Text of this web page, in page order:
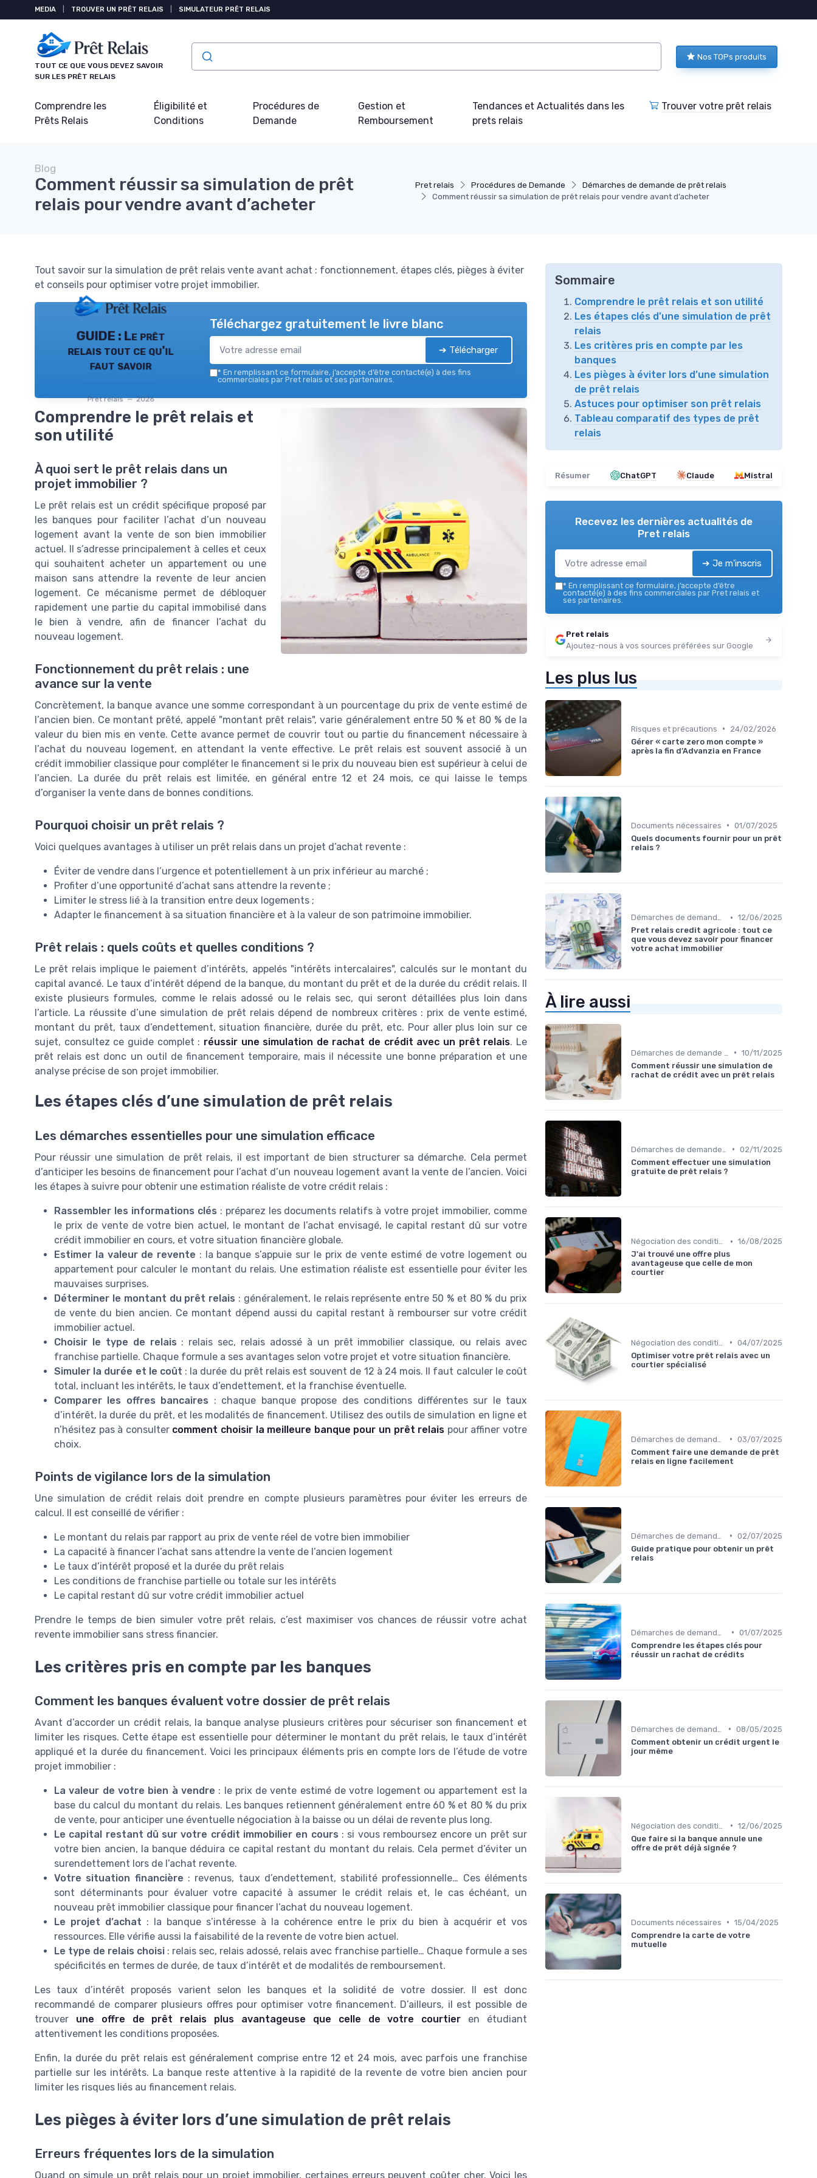
MEDIA TROUVER UN PRÊT RELAIS SIMULATEUR PRÊT RELAIS
TOUT CE QUE VOUS DEVEZ SAVOIR
SUR LES PRÊT RELAIS
Nos TOPs produits
Comprendre les
Prêts Relais
Éligibilité et
Conditions
Procédures de
Demande
Gestion et
Remboursement
Tendances et Actualités dans les
prets relais
Trouver votre prêt relais
Pret relais Procédures de Demande
Démarches de demande de prêt relais
Comment réussir sa simulation de prêt relais pour vendre avant d’acheter
Blog
Comment réussir sa simulation de prêt
relais pour vendre avant d’acheter
Tout savoir sur la simulation de prêt relais vente avant achat : fonctionnement, étapes clés, pièges à éviter
et conseils pour optimiser votre projet immobilier.
GUIDE : Le prêt
relais tout ce qu'il
faut savoir
Pret relais — 2026
Téléchargez gratuitement le livre blanc
➔ Télécharger
* En remplissant ce formulaire, j’accepte d’être contacté(e) à des fins
commerciales par Pret relais et ses partenaires.
Comprendre le prêt relais et
son utilité
À quoi sert le prêt relais dans un
projet immobilier ?
Le prêt relais est un crédit spécifique proposé par
les banques pour faciliter l’achat d’un nouveau
logement avant la vente de son bien immobilier
actuel. Il s’adresse principalement à celles et ceux
qui souhaitent acheter un appartement ou une
maison sans attendre la revente de leur ancien
logement. Ce mécanisme permet de débloquer
rapidement une partie du capital immobilisé dans
le bien à vendre, afin de financer l’achat du
nouveau logement.
Fonctionnement du prêt relais : une
avance sur la vente
Concrètement, la banque avance une somme correspondant à un pourcentage du prix de vente estimé de
l’ancien bien. Ce montant prêté, appelé "montant prêt relais", varie généralement entre 50 % et 80 % de la
valeur du bien mis en vente. Cette avance permet de couvrir tout ou partie du financement nécessaire à
l’achat du nouveau logement, en attendant la vente effective. Le prêt relais est souvent associé à un
crédit immobilier classique pour compléter le financement si le prix du nouveau bien est supérieur à celui de
l’ancien. La durée du prêt relais est limitée, en général entre 12 et 24 mois, ce qui laisse le temps
d’organiser la vente dans de bonnes conditions.
Pourquoi choisir un prêt relais ?
Voici quelques avantages à utiliser un prêt relais dans un projet d’achat revente :
Éviter de vendre dans l’urgence et potentiellement à un prix inférieur au marché ;
Profiter d’une opportunité d’achat sans attendre la revente ;
Limiter le stress lié à la transition entre deux logements ;
Adapter le financement à sa situation financière et à la valeur de son patrimoine immobilier.
Prêt relais : quels coûts et quelles conditions ?
Le prêt relais implique le paiement d’intérêts, appelés "intérêts intercalaires", calculés sur le montant du
capital avancé. Le taux d’intérêt dépend de la banque, du montant du prêt et de la durée du crédit relais. Il
existe plusieurs formules, comme le relais adossé ou le relais sec, qui seront détaillées plus loin dans
l’article. La réussite d’une simulation de prêt relais dépend de nombreux critères : prix de vente estimé,
montant du prêt, taux d’endettement, situation financière, durée du prêt, etc. Pour aller plus loin sur ce
sujet, consultez ce guide complet : réussir une simulation de rachat de crédit avec un prêt relais. Le
prêt relais est donc un outil de financement temporaire, mais il nécessite une bonne préparation et une
analyse précise de son projet immobilier.
Les étapes clés d’une simulation de prêt relais
Les démarches essentielles pour une simulation efficace
Pour réussir une simulation de prêt relais, il est important de bien structurer sa démarche. Cela permet
d’anticiper les besoins de financement pour l’achat d’un nouveau logement avant la vente de l’ancien. Voici
les étapes à suivre pour obtenir une estimation réaliste de votre crédit relais :
Rassembler les informations clés : préparez les documents relatifs à votre projet immobilier, comme
le prix de vente de votre bien actuel, le montant de l’achat envisagé, le capital restant dû sur votre
crédit immobilier en cours, et votre situation financière globale.
Estimer la valeur de revente : la banque s’appuie sur le prix de vente estimé de votre logement ou
appartement pour calculer le montant du relais. Une estimation réaliste est essentielle pour éviter les
mauvaises surprises.
Déterminer le montant du prêt relais : généralement, le relais représente entre 50 % et 80 % du prix
de vente du bien ancien. Ce montant dépend aussi du capital restant à rembourser sur votre crédit
immobilier actuel.
Choisir le type de relais : relais sec, relais adossé à un prêt immobilier classique, ou relais avec
franchise partielle. Chaque formule a ses avantages selon votre projet et votre situation financière.
Simuler la durée et le coût : la durée du prêt relais est souvent de 12 à 24 mois. Il faut calculer le coût
total, incluant les intérêts, le taux d’endettement, et la franchise éventuelle.
Comparer les offres bancaires : chaque banque propose des conditions différentes sur le taux
d’intérêt, la durée du prêt, et les modalités de financement. Utilisez des outils de simulation en ligne et
n’hésitez pas à consulter comment choisir la meilleure banque pour un prêt relais pour affiner votre
choix.
Points de vigilance lors de la simulation
Une simulation de crédit relais doit prendre en compte plusieurs paramètres pour éviter les erreurs de
calcul. Il est conseillé de vérifier :
Le montant du relais par rapport au prix de vente réel de votre bien immobilier
La capacité à financer l’achat sans attendre la vente de l’ancien logement
Le taux d’intérêt proposé et la durée du prêt relais
Les conditions de franchise partielle ou totale sur les intérêts
Le capital restant dû sur votre crédit immobilier actuel
Prendre le temps de bien simuler votre prêt relais, c’est maximiser vos chances de réussir votre achat
revente immobilier sans stress financier.
Les critères pris en compte par les banques
Comment les banques évaluent votre dossier de prêt relais
Avant d’accorder un crédit relais, la banque analyse plusieurs critères pour sécuriser son financement et
limiter les risques. Cette étape est essentielle pour déterminer le montant du prêt relais, le taux d’intérêt
appliqué et la durée du financement. Voici les principaux éléments pris en compte lors de l’étude de votre
projet immobilier :
La valeur de votre bien à vendre : le prix de vente estimé de votre logement ou appartement est la
base du calcul du montant du relais. Les banques retiennent généralement entre 60 % et 80 % du prix
de vente, pour anticiper une éventuelle négociation à la baisse ou un délai de revente plus long.
Le capital restant dû sur votre crédit immobilier en cours : si vous remboursez encore un prêt sur
votre bien ancien, la banque déduira ce capital restant du montant du relais. Cela permet d’éviter un
surendettement lors de l’achat revente.
Votre situation financière : revenus, taux d’endettement, stabilité professionnelle… Ces éléments
sont déterminants pour évaluer votre capacité à assumer le crédit relais et, le cas échéant, un
nouveau prêt immobilier classique pour financer l’achat du nouveau logement.
Le projet d’achat : la banque s’intéresse à la cohérence entre le prix du bien à acquérir et vos
ressources. Elle vérifie aussi la faisabilité de la revente de votre bien actuel.
Le type de relais choisi : relais sec, relais adossé, relais avec franchise partielle… Chaque formule a ses
spécificités en termes de durée, de taux d’intérêt et de modalités de remboursement.
Les taux d’intérêt proposés varient selon les banques et la solidité de votre dossier. Il est donc
recommandé de comparer plusieurs offres pour optimiser votre financement. D’ailleurs, il est possible de
trouver une offre de prêt relais plus avantageuse que celle de votre courtier en étudiant
attentivement les conditions proposées.
Enfin, la durée du prêt relais est généralement comprise entre 12 et 24 mois, avec parfois une franchise
partielle sur les intérêts. La banque reste attentive à la rapidité de la revente de votre bien ancien pour
limiter les risques liés au financement relais.
Les pièges à éviter lors d’une simulation de prêt relais
Erreurs fréquentes lors de la simulation
Quand on simule un prêt relais pour un projet immobilier, certaines erreurs peuvent coûter cher. Voici les
Sommaire
Comprendre le prêt relais et son utilité
Les étapes clés d’une simulation de prêt
relais
Les critères pris en compte par les
banques
Les pièges à éviter lors d’une simulation
de prêt relais
Astuces pour optimiser son prêt relais
Tableau comparatif des types de prêt
relais
Résumer ChatGPT Claude Mistral
Recevez les dernières actualités de
Pret relais
➔ Je m'inscris
* En remplissant ce formulaire, j’accepte d’être
contacté(e) à des fins commerciales par Pret relais et
ses partenaires.
Pret relais
Ajoutez-nous à vos sources préférées sur Google
Les plus lus
Risques et précautions •
24/02/2026
Gérer « carte zero mon compte »
après la fin d’Advanzia en France
Documents nécessaires • 01/07/2025
Quels documents fournir pour un prêt
relais ?
Démarches de demande de prêt relais • 12/06/2025
Pret relais credit agricole : tout ce
que vous devez savoir pour financer
votre achat immobilier
À lire aussi
• 10/11/2025
Comment réussir une simulation de
rachat de crédit avec un prêt relais
• 02/11/2025
Comment effectuer une simulation
gratuite de prêt relais ?
Négociation des conditions • 16/08/2025
J'ai trouvé une offre plus
avantageuse que celle de mon
courtier
• 04/07/2025
Optimiser votre prêt relais avec un
courtier spécialisé
• 03/07/2025
Comment faire une demande de prêt
relais en ligne facilement
• 02/07/2025
Guide pratique pour obtenir un prêt
relais
• 01/07/2025
Comprendre les étapes clés pour
réussir un rachat de crédits
• 08/05/2025
Comment obtenir un crédit urgent le
jour même
• 12/06/2025
Que faire si la banque annule une
offre de prêt déjà signée ?
Documents nécessaires • 15/04/2025
Comprendre la carte de votre
mutuelle
Panneau de gestion des cookies